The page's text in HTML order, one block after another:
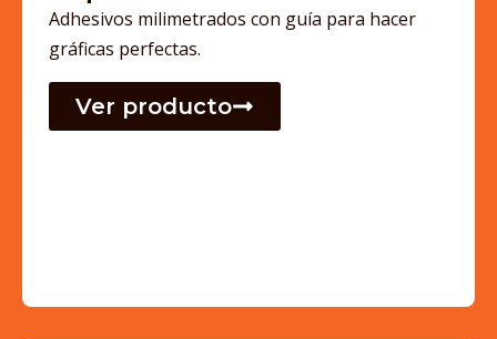
Adhesivos milimetrados con guía para hacer
gráficas perfectas.
Ver producto